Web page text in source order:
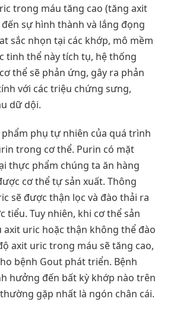
trong máu tăng cao (tăng axit
sự hình thành và lắng đọng
sắc nhọn tại các khớp, mô mềm
tinh thể này tích tụ, hệ thống
thể sẽ phản ứng, gây ra phản
với các triệu chứng sưng,
dữ dội.
phẩm phụ tự nhiên của quá trình
trong cơ thể. Purin có mặt
thực phẩm chúng ta ăn hàng
cơ thể tự sản xuất. Thông
sẽ được thận lọc và đào thải ra
tiểu. Tuy nhiên, khi cơ thể sản
axit uric hoặc thận không thể đào
axit uric trong máu sẽ tăng cao,
bệnh Gout phát triển. Bệnh
hưởng đến bất kỳ khớp nào trên
gặp nhất là ngón chân cái.